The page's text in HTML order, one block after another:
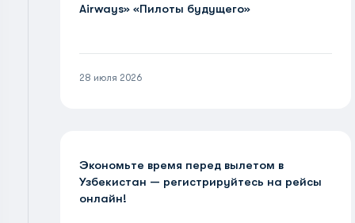
Airways» «Пилоты будущего»
28 июля 2026
Экономьте время перед вылетом в
Узбекистан — регистрируйтесь на рейсы
онлайн!